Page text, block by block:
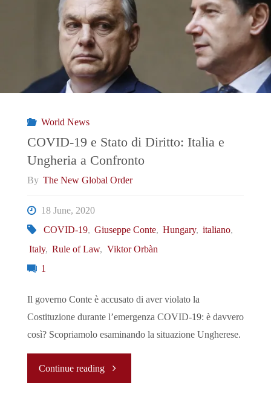
Africa:
il
Caso
Somalia"
World News
COVID-19 e Stato di Diritto: Italia e
Ungheria a Confronto
By The New Global Order
18 June, 2020
COVID-19, Giuseppe Conte, Hungary, italiano,
Italy, Rule of Law, Viktor Orbàn
1
Il governo Conte è accusato di aver violato la
Costituzione durante l’emergenza COVID-19: è davvero
così? Scopriamolo esaminando la situazione Ungherese.
Continue reading"COVID-